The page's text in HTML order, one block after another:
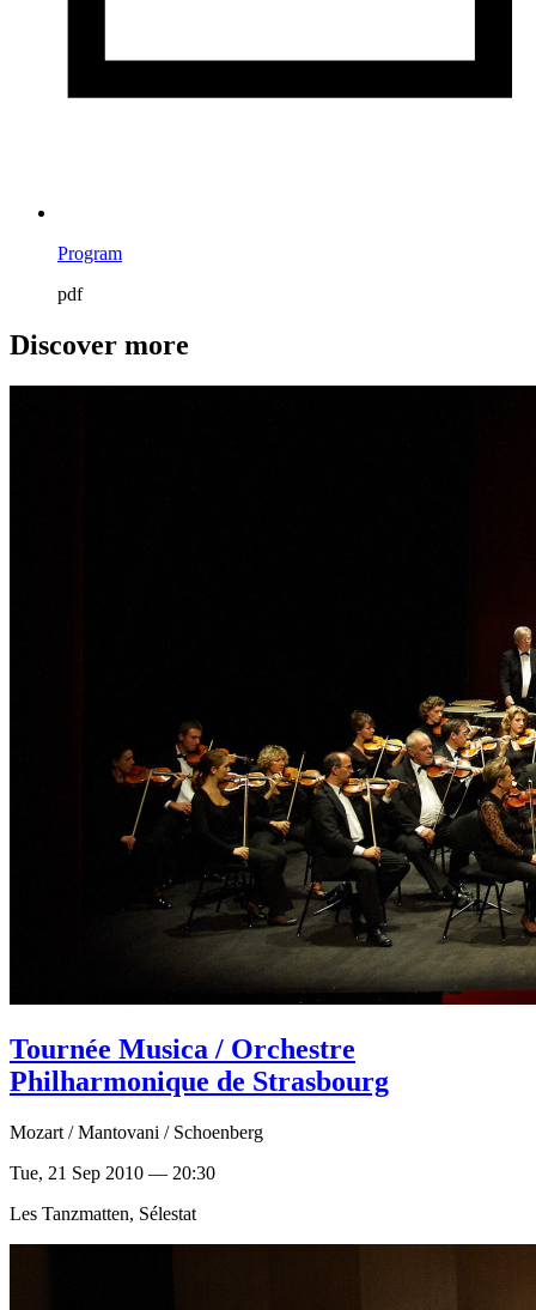
Program
pdf
Discover more
Tournée Musica / Orchestre
Philharmonique de Strasbourg
Mozart / Mantovani / Schoenberg
Tue, 21 Sep 2010 — 20:30
Les Tanzmatten, Sélestat